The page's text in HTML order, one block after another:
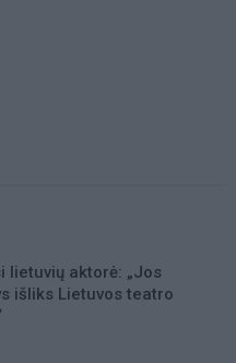
lietuvių aktorė: „Jos
išliks Lietuvos teatro